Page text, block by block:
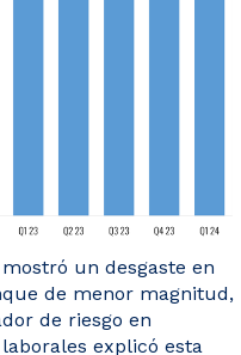
un desgaste en
de menor magnitud,
de riesgo en
explicó esta